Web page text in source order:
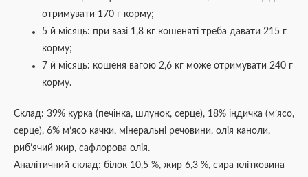
отримувати 170 г корму;
5 й місяць: при вазі 1,8 кг кошеняті треба давати 215 г
корму;
7 й місяць: кошеня вагою 2,6 кг може отримувати 240 г
корму.
Склад: 39% курка (печінка, шлунок, серце), 18% індичка (м’ясо,
серце), 6% м’ясо качки, мінеральні речовини, олія каноли,
риб’ячий жир, сафлорова олія.
Аналітичний склад: білок 10,5 %, жир 6,3 %, сира клітковина